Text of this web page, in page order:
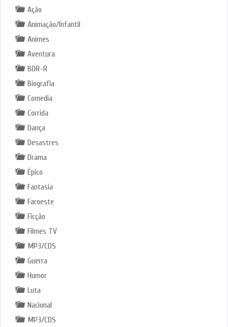
Ação
Animação/Infantil
Animes
Aventura
BDR-R
Biografia
Comedia
Corrida
Dança
Desastres
Drama
Épico
Fantasia
Faroeste
Ficção
Filmes TV
MP3/CDS
Guerra
Humor
Luta
Nacional
MP3/CDS